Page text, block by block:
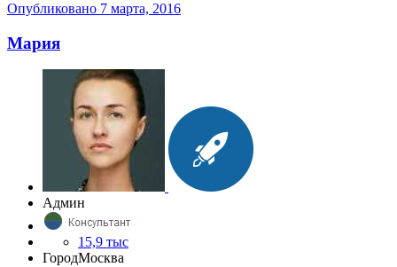
Опубликовано 7 марта, 2016
Мария
Админ
15,9 тыс
ГородМосква